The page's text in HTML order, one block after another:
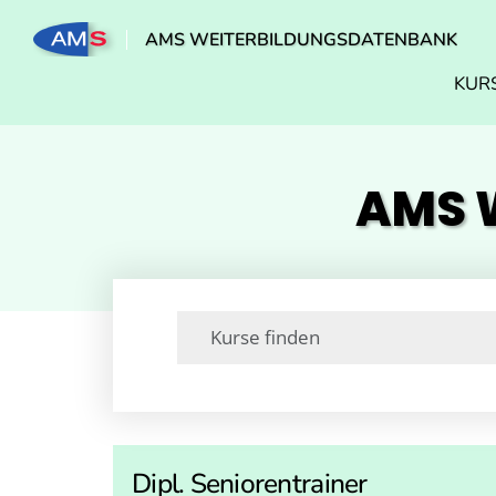
AMS WEITERBILDUNGSDATENBANK
AMS
Dipl. Seniorentrainer